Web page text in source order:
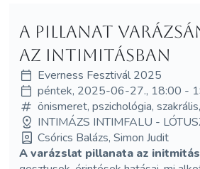
A pillanat
az intimitásban
Everness Fesztivál 2025
péntek, 2025-06-27., 18:00 -
önismeret, pszichológia,
INTIMÁZS INTIMFALU -
Csórics Balázs, Simon Judit
A varázslat pillanata az